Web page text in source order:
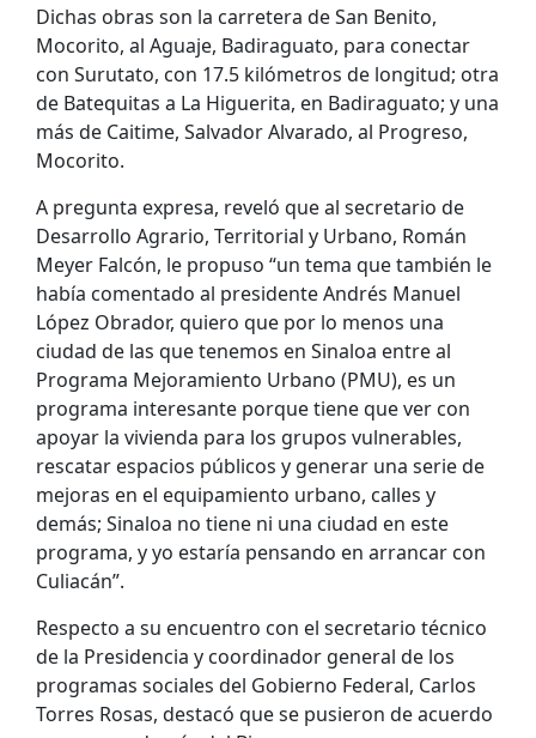
Dichas obras son la carretera de San Benito,
Mocorito, al Aguaje, Badiraguato, para conectar
con Surutato, con 17.5 kilómetros de longitud; otra
de Batequitas a La Higuerita, en Badiraguato; y una
más de Caitime, Salvador Alvarado, al Progreso,
Mocorito.
A pregunta expresa, reveló que al secretario de
Desarrollo Agrario, Territorial y Urbano, Román
Meyer Falcón, le propuso “un tema que también le
había comentado al presidente Andrés Manuel
López Obrador, quiero que por lo menos una
ciudad de las que tenemos en Sinaloa entre al
Programa Mejoramiento Urbano (PMU), es un
programa interesante porque tiene que ver con
apoyar la vivienda para los grupos vulnerables,
rescatar espacios públicos y generar una serie de
mejoras en el equipamiento urbano, calles y
demás; Sinaloa no tiene ni una ciudad en este
programa, y yo estaría pensando en arrancar con
Culiacán”.
Respecto a su encuentro con el secretario técnico
de la Presidencia y coordinador general de los
programas sociales del Gobierno Federal, Carlos
Torres Rosas, destacó que se pusieron de acuerdo